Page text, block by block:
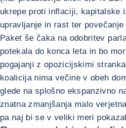
ukrepe proti inflaciji, kapitalske
upravljanje in rast ter
Paket še čaka na odobritev
potekala do konca leta in bo
pogajanji z opozicijskimi
koalicija nima večine v obeh
glede na splošno ekspanzivno
znatna zmanjšanja malo
pa naj bi se v veliki meri